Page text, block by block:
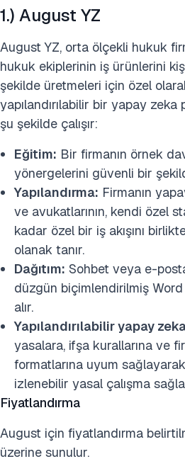
1.) August YZ
August YZ, orta ölçekli hukuk
hukuk ekiplerinin iş ürünlerini
şekilde üretmeleri için özel
yapılandırılabilir bir yapay
şu şekilde çalışır:
Eğitim: Bir firmanın örnek
yönergelerini güvenli bir
Yapılandırma: Firmanın
ve avukatlarının, kendi özel
kadar özel bir iş akışını
olanak tanır.
Dağıtım: Sohbet veya e-
düzgün biçimlendirilmiş
alır.
Yapılandırılabilir yapay
yasalara, ifşa kurallarına ve
formatlarına uyum
izlenebilir yasal çalışma
Fiyatlandırma
August için fiyatlandırma
üzerine sunulur.